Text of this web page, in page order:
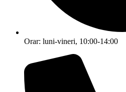
Orar: luni-vineri, 10:00-14:00